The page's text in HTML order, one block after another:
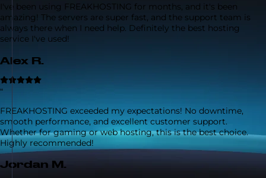
I've been using FREAKHOSTING for months, and it's been
amazing! The servers are super fast, and the support team is
always there when I need help. Definitely the best hosting
service I've used!
Alex R.
“
FREAKHOSTING exceeded my expectations! No downtime,
smooth performance, and excellent customer support.
Whether for gaming or web hosting, this is the best choice.
Highly recommended!
Jordan M.